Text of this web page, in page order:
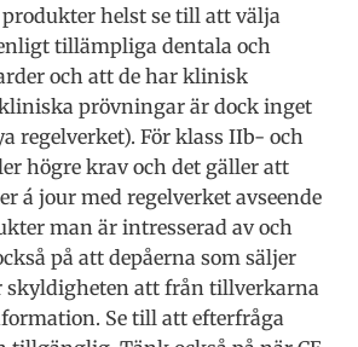
helst se till att välja
tillämpliga dentala och
och att de har klinisk
prövningar är dock inget
regelverket). För klass IIb- och
högre krav och det gäller att
á jour med regelverket avseende
man är intresserad av och
på att depåerna som säljer
skyldigheten att från tillverkarna
Se till att efterfråga